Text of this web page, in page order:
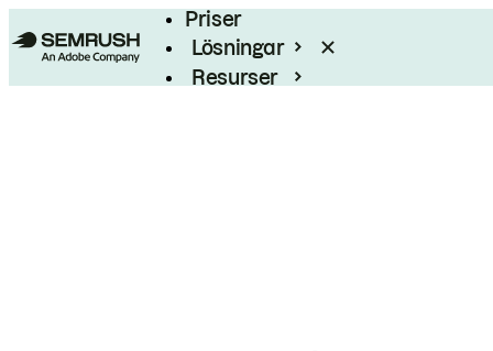
Priser
Lösningar
Resurser